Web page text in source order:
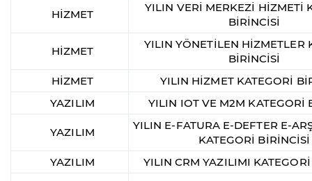
HİZMET
YILIN VERİ MERKEZİ HİZMETİ
BİRİNCİSİ
HİZMET
YILIN YÖNETİLEN HİZMETLER
BİRİNCİSİ
HİZMET
YILIN HİZMET KATEGORİ
YAZILIM
YILIN IOT VE M2M KATEGORİ
YAZILIM
YILIN E-FATURA E-DEFTER E-
KATEGORİ BİRİNCİSİ
YAZILIM
YILIN CRM YAZILIMI